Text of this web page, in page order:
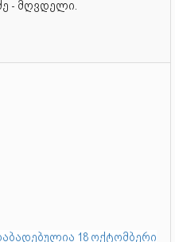
- მღვდელი.
18 ოქტომბერი